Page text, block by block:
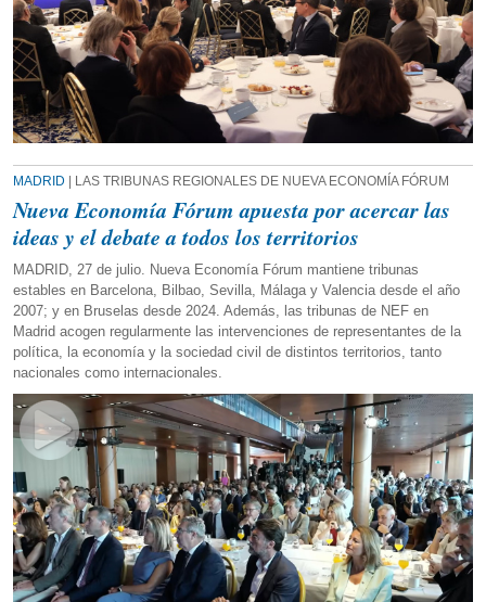
MADRID | LAS TRIBUNAS REGIONALES DE NUEVA ECONOMÍA FÓRUM
Nueva Economía Fórum apuesta por acercar las
ideas y el debate a todos los territorios
MADRID, 27 de julio. Nueva Economía Fórum mantiene tribunas
estables en Barcelona, Bilbao, Sevilla, Málaga y Valencia desde el año
2007; y en Bruselas desde 2024. Además, las tribunas de NEF en
Madrid acogen regularmente las intervenciones de representantes de la
política, la economía y la sociedad civil de distintos territorios, tanto
nacionales como internacionales.